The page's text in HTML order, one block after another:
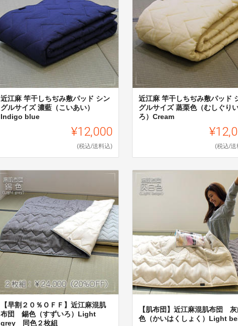
近江麻 竿干しちぢみ敷パッド シン
グルサイズ 濃藍（こいあい）
Indigo blue
¥12,000
(税込/送料込)
近江麻 竿干しちぢみ敷パッド
グルサイズ 蒸栗色（むしぐり
ろ）Cream
(税込/送
【早割２０％ＯＦＦ】近江麻混肌
布団 錫色（すずいろ）Light
grey 同色２枚組
【肌布団】近江麻混肌布団 灰
色（かいはくしょく）Light